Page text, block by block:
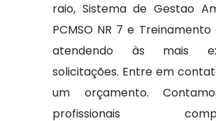
raio, Sistema de Gestao
PCMSO NR 7 e Treinamento
atendendo às mais
solicitações. Entre em
um orçamento.
profissionais